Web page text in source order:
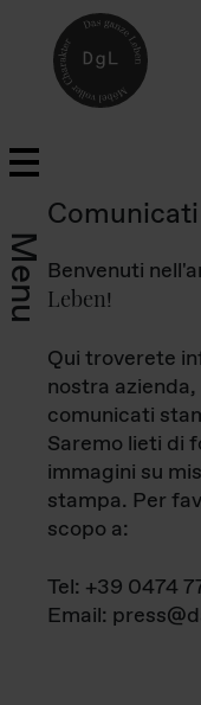
Menu Benvenuti
Leben!
Qui troverete
nostra
comunicati
Saremo lieti di
immagini su
stampa. Per
scopo a:
Tel: +39 0474
Email: